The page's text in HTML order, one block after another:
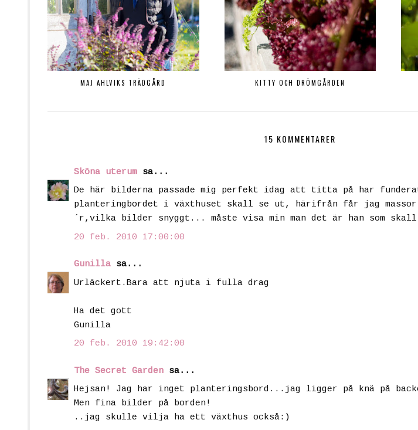
MAJ AHLVIKS TRÄDGÅRD KITTY OCH DRÖMGÅRDEN
15 KOMMENTARER
Sköna uterum sa...
De här bilderna passade mig perfekt idag att titta på har
planteringbordet i växthuset skall se ut, härifrån får jag
´r,vilka bilder snyggt... måste visa min man det är han som
20 feb. 2010 17:00:00
Gunilla sa...
Urläckert.Bara att njuta i fulla drag
Ha det gott
Gunilla
20 feb. 2010 19:42:00
The Secret Garden sa...
Hejsan! Jag har inget planteringsbord...jag ligger på knä på
Men fina bilder på borden!
..jag skulle vilja ha ett växthus också:)